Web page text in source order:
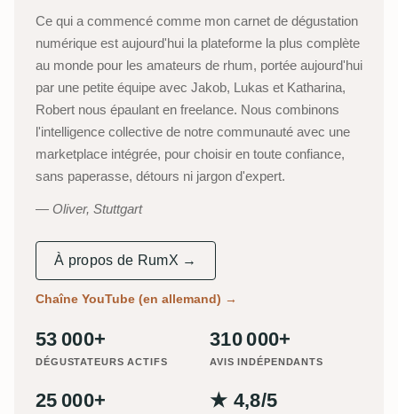
Ce qui a commencé comme mon carnet de dégustation
numérique est aujourd'hui la plateforme la plus complète
au monde pour les amateurs de rhum, portée aujourd'hui
par une petite équipe avec Jakob, Lukas et Katharina,
Robert nous épaulant en freelance. Nous combinons
l'intelligence collective de notre communauté avec une
marketplace intégrée, pour choisir en toute confiance,
sans paperasse, détours ni jargon d'expert.
Oliver, Stuttgart
À propos de RumX →
Chaîne YouTube (en allemand) →
53 000+
DÉGUSTATEURS ACTIFS
310 000+
AVIS INDÉPENDANTS
25 000+ ★ 4,8/5